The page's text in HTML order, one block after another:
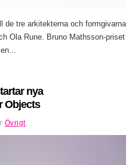
de tre arkitekterna och formgivarna
Ola Rune. Bruno Mathsson-priset
nya
Objects
Övrigt